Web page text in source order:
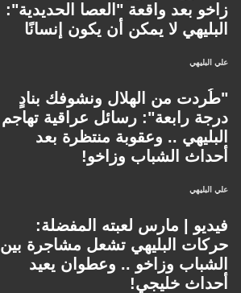
زاخو بعد واقعة "العصا الحديدية":
البليهي لا يمكن أن يكون إنسانًا
علي البليهي
"طُردت من الهلال ونشوفك بنادٍ
درجة رابعة": رسائل عراقية تهاجم
البليهي .. وعقوبة منتظرة بعد
أحداث الشباب وزاخو!
علي البليهي
فيديو | مارس لعبته المفضلة:
حركات البليهي تشعل مشاجرة بين
الشباب وزاخو .. وعطوان يعيد
أحداث خليجي!